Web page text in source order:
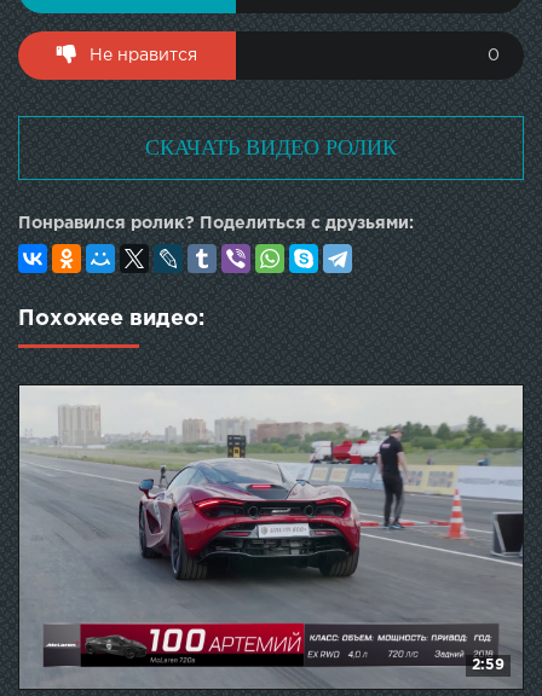
Не нравится 0
СКАЧАТЬ ВИДЕО РОЛИК
Понравился ролик? Поделиться с друзьями:
Похожее видео:
2:59